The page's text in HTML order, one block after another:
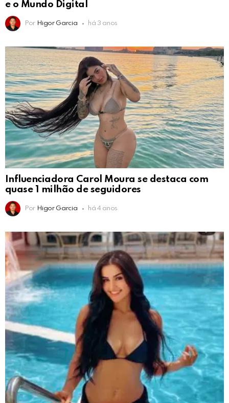
e o Mundo Digital
Por Higor Garcia há 3 anos
Influenciadora Carol Moura se destaca com
quase 1 milhão de seguidores
Por Higor Garcia há 4 anos